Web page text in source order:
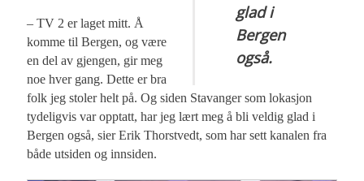
glad i
Bergen
også.
– TV 2 er laget mitt. Å
komme til Bergen, og være
en del av gjengen, gir meg
noe hver gang. Dette er bra
folk jeg stoler helt på. Og siden Stavanger som lokasjon
tydeligvis var opptatt, har jeg lært meg å bli veldig glad i
Bergen også, sier Erik Thorstvedt, som har sett kanalen fra
både utsiden og innsiden.